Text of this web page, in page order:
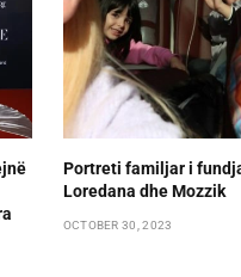
Portreti familjar i
Loredana dhe Mozzik
OCTOBER 30, 2023